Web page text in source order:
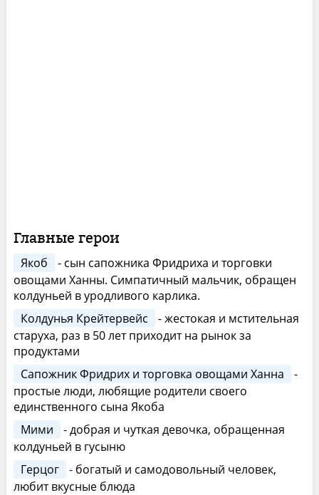
Главные герои
Якоб
- сын сапожника Фридриха и торговки
овощами Ханны. Симпатичный мальчик, обращен
колдуньей в уродливого карлика.
Колдунья Крейтервейс
- жестокая и мстительная
старуха, раз в 50 лет приходит на рынок за
продуктами
Сапожник Фридрих и торговка овощами Ханна
-
простые люди, любящие родители своего
единственного сына Якоба
Мими
- добрая и чуткая девочка, обращенная
колдуньей в гусыню
Герцог
- богатый и самодовольный человек,
любит вкусные блюда